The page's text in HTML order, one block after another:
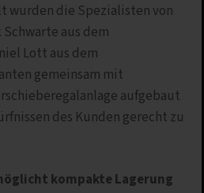
wurden die Spezialisten von
aus dem
Lott aus dem
gemeinsam mit
aufgebaut
des Kunden gerecht zu
kompakte Lagerung